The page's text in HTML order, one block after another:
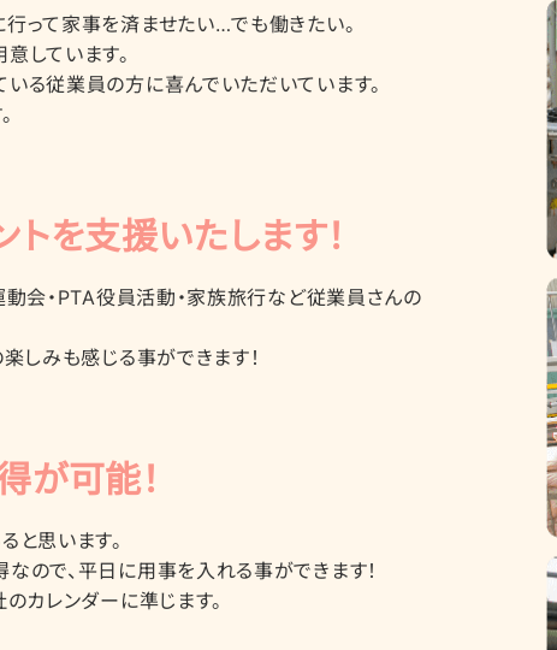
って家事を済ませたい…でも働きたい。
しています。
る従業員の方に喜んでいただいています。
を支援いたします！
動会・PTA役員活動・家族旅行など従業員さんの
しみも感じる事ができます！
が可能！
と思います。
ので、平日に用事を入れる事ができます！
カレンダーに準じます。